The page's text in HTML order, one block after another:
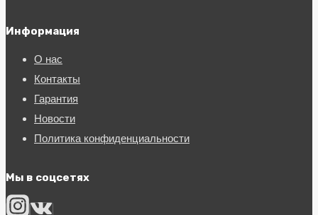
Информация
О нас
Контакты
Гарантия
Новости
Политика конфиденциальности
Мы в соцсетях